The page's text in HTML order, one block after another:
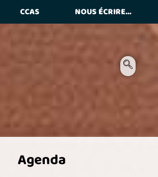
CCAS NOUS ÉCRIRE…
Agenda